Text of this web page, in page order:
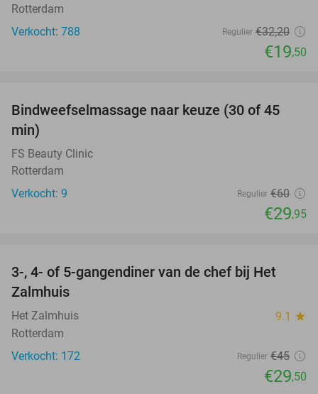
Rotterdam
Verkocht: 788
Regulier €32,20
€19,50
50%
Bindweefselmassage naar keuze (30 of 45
min)
FS Beauty Clinic
Rotterdam
Verkocht: 9
Regulier €60
€29,95
34%
3-, 4- of 5-gangendiner van de chef bij Het
Zalmhuis
Het Zalmhuis 9.1 star
Rotterdam
Verkocht: 172
Regulier €45
€29,50